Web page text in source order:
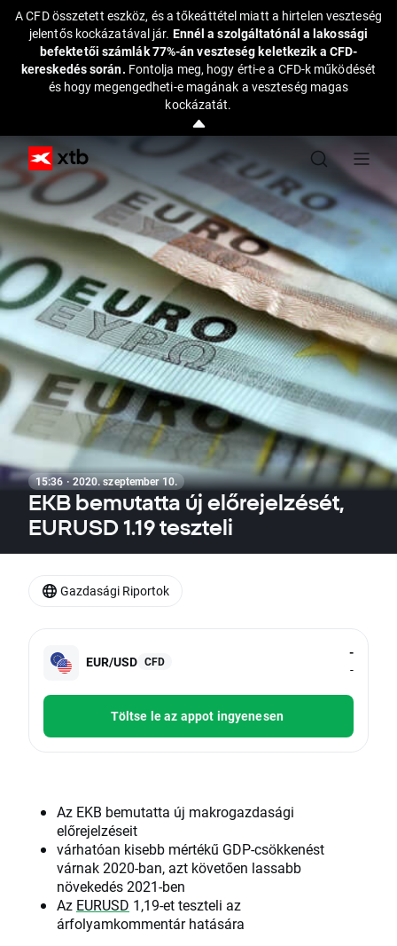
A CFD összetett eszköz, és a tőkeáttétel miatt a hirtelen veszteség
jelentős kockázatával jár. Ennél a szolgáltatónál a lakossági
befektetői számlák 77%-án veszteség keletkezik a CFD-
kereskedés során. Fontolja meg, hogy érti-e a CFD-k működését
és hogy megengedheti-e magának a veszteség magas
kockázatát.
15:36 · 2020. szeptember 10.
EKB bemutatta új előrejelzését,
EURUSD 1.19 teszteli
EUR/USD CFD
-
-
Töltse le az appot ingyenesen
Az EKB bemutatta új makrogazdasági
előrejelzéseit
várhatóan kisebb mértékű GDP-csökkenést
várnak 2020-ban, azt követően lassabb
növekedés 2021-ben
Az EURUSD 1,19-et teszteli az
árfolyamkommentár hatására
Gazdasági Riportok